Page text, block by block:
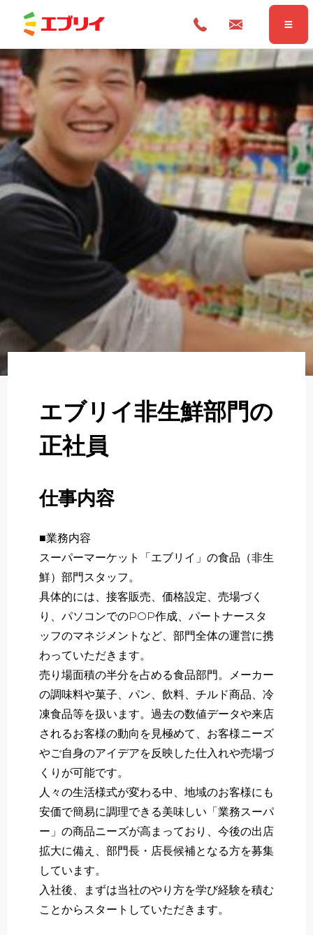
Home ホーム
お知らせ
About
Partner
Newer
いますぐ応募する
エブリイ非生鮮部門の
正社員
仕事内容
■業務内容
スーパーマーケット「エブリイ」の食品（非生
鮮）部門スタッフ。
具体的には、接客販売、価格設定、売場づく
り、パソコンでのPOP作成、パートナースタ
ッフのマネジメントなど、部門全体の運営に携
わっていただきます。
売り場面積の半分を占める食品部門。メーカー
の調味料や菓子、パン、飲料、チルド商品、冷
凍食品等を扱います。過去の数値データや来店
されるお客様の動向を見極めて、お客様ニーズ
やご自身のアイデアを反映した仕入れや売場づ
くりが可能です。
人々の生活様式が変わる中、地域のお客様にも
安価で簡易に調理できる美味しい「業務スーパ
ー」の商品ニーズが高まっており、今後の出店
拡大に備え、部門長・店長候補となる方を募集
しています。
入社後、まずは当社のやり方を学び経験を積む
ことからスタートしていただきます。